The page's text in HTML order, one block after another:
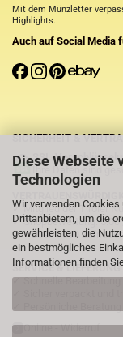
Diese Webseite
Technologien
Wir verwenden
Drittanbietern, um die
gewährleisten, die
ein bestmögliches
Informationen finden
Mit dem Münzletter
Highlights.
Auch auf Social Media
SICHERHEIT &
SSL-
Ihre Daten sind
✓ Mitglied der Tiroler
✓ Shopbewertung:
✓⭐Über 1.000
SERVICE & LIEFERUNG
✓ Schnelle Bearbeitung
✓ Sicher verpackt und
Online - Widerruf